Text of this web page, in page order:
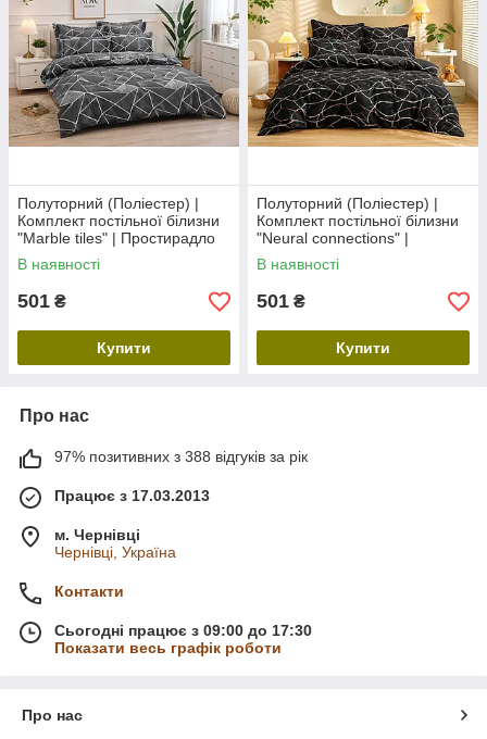
Полуторний (Поліестер) |
Комплект постільної білизни
"Marble tiles" | Простирадло
150х220 см
В наявності
501 ₴
Купити
Полуторний (Поліестер) |
Комплект постільної білизни
"Neural connections" |
Простирадло 150х220 см
В наявності
501 ₴
Купити
Про нас
97% позитивних з 388 відгуків за рік
Працює з 17.03.2013
м. Чернівці
Чернівці, Україна
Контакти
Сьогодні працює з 09:00 до 17:30
Показати весь графік роботи
Про нас